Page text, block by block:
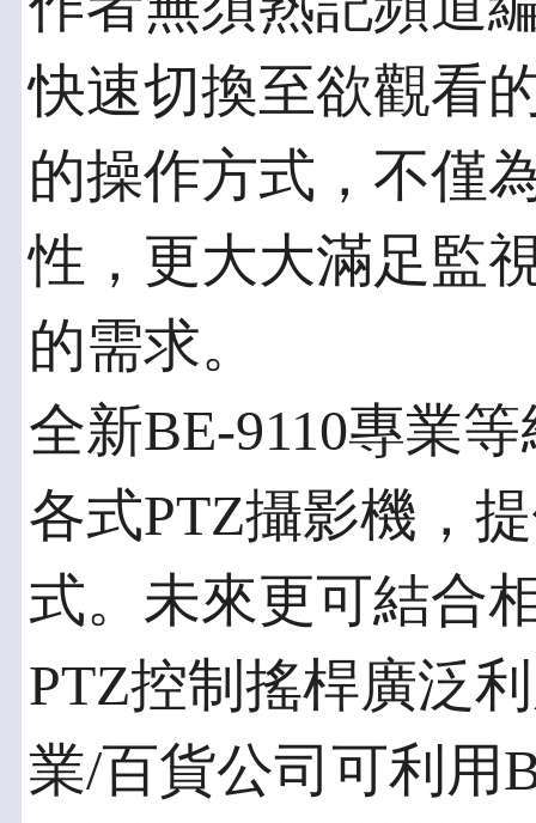
快速切換至欲觀看
的操作方式，不僅
性，更大大滿足監
的需求。
全新BE-9110專業
各式PTZ攝影機，
式。未來更可結合
PTZ控制搖桿廣泛
業/百貨公司可利用